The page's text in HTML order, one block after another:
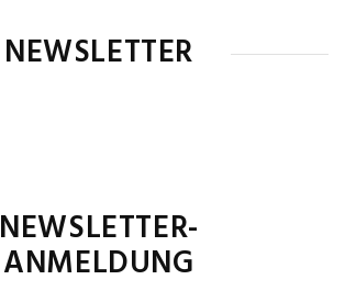
NEWSLETTER
NEWSLETTER-
ANMELDUNG